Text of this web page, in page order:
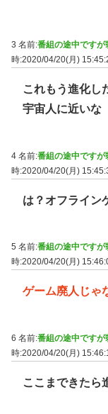
3 名前:番組の途中です
時:2020/04/20(月)
これもう進化し
宇宙人に近いな
4 名前:番組の途中です
時:2020/04/20(月)
は？オフライン
5 名前:番組の途中です
時:2020/04/20(月)
ゲーム廃人じゃ
6 名前:番組の途中です
時:2020/04/20(月)
ここまできたら